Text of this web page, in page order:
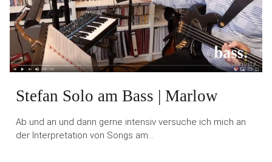
Stefan Solo am Bass | Marlow
Ab und an und dann gerne intensiv versuche ich mich an
der Interpretation von Songs am…